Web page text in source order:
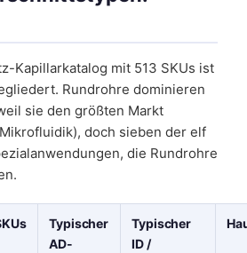
Kapillarkatalog mit 513 SKUs ist
Rundrohre dominieren
sie den größten Markt
doch sieben der elf
die Rundrohre
Typischer
AD-
Typischer
ID /